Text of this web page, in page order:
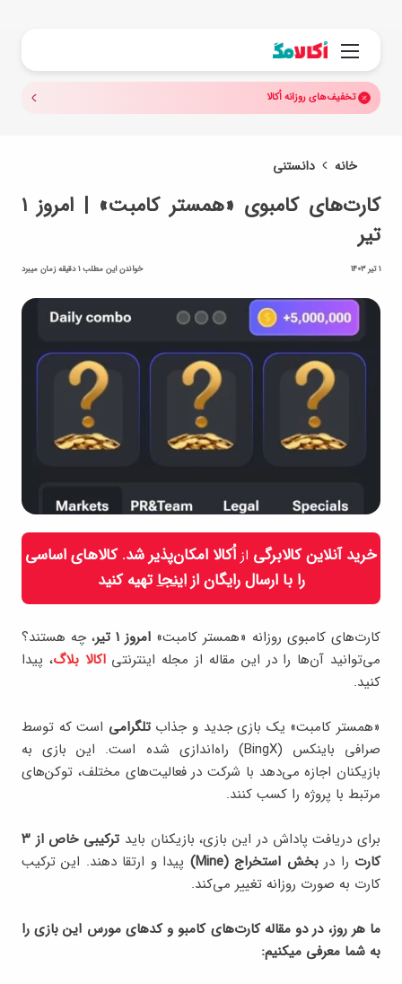
منو
تخفیف‌های روزانه اُکالا
خانه دانستنی
کارت‌های کامبوی «همستر کامبت» | امروز ۱
تیر
1 تیر 1403 خواندن این مطلب 1 دقیقه زمان میبرد
خرید آنلاین کالابرگی از اُکالا امکان‌پذیر شد. کالاهای اساسی
را با ارسال رایگان ازاینجاتهیه کنید
کارت‌های کامبوی روزانه «همستر کامبت» امروز ۱ تیر
، چه هستند؟
می‌توانید آن‌ها را در این مقاله از مجله اینترنتیاکالا بلاگ، پیدا
کنید.
«همستر کامبت» یک بازی جدید و جذابتلگرامی است که توسط
صرافی باینکس (BingX) راه‌اندازی شده است. این بازی به
بازیکنان اجازه می‌دهد با شرکت در فعالیت‌های مختلف، توکن‌های
مرتبط با پروژه را کسب کنند.
برای دریافت پاداش در این بازی، بازیکنان باید
ترکیبی خاص از ۳
کارت را دربخش استخراج (Mine)
پیدا و ارتقا دهند. این ترکیب
کارت به صورت روزانه تغییر می‌کند.
ما هر روز، در دو مقاله کارت‌های کامبو و کدهای مورس این بازی را
به شما معرفی میکنیم: